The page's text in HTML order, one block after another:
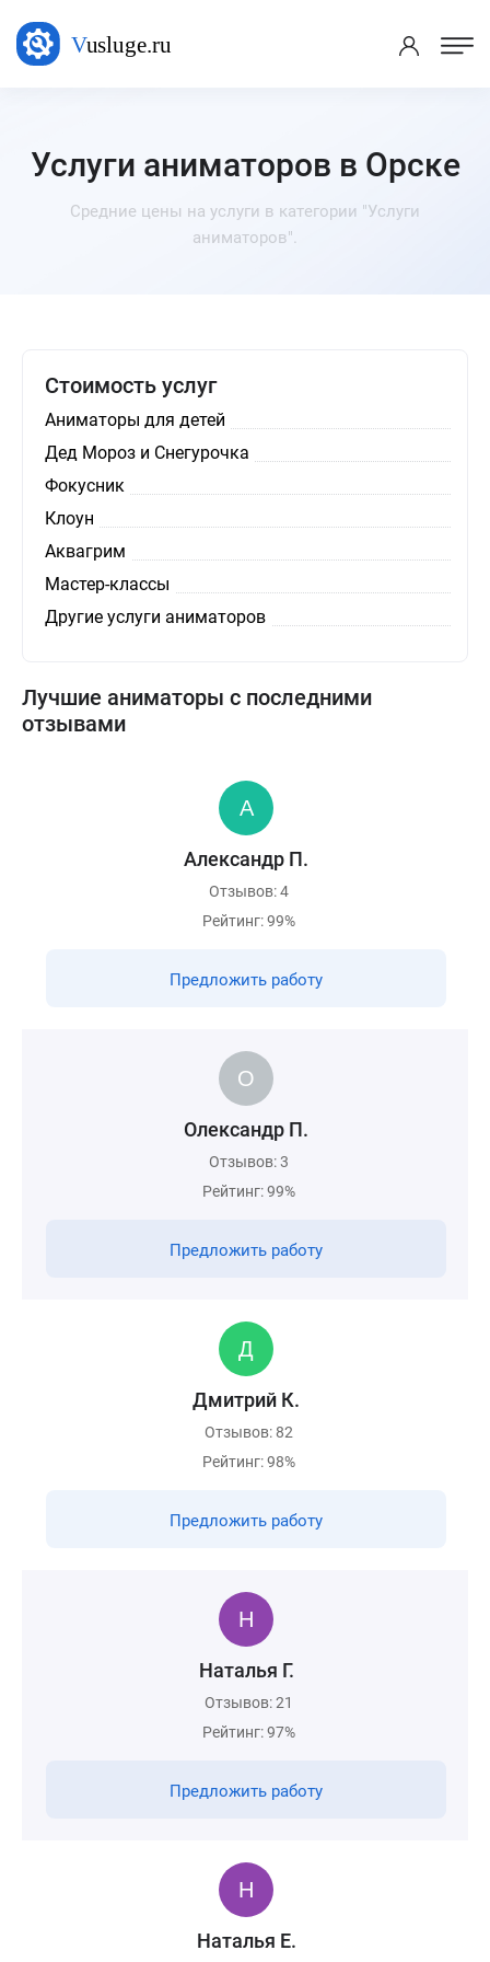
Услуги аниматоров в Орске
Средние цены на услуги в категории "Услуги
аниматоров".
Стоимость услуг
Аниматоры для детей
Дед Мороз и Снегурочка
Фокусник
Клоун
Аквагрим
Мастер-классы
Другие услуги аниматоров
Лучшие аниматоры с последними
отзывами
Александр П.
Отзывов: 4
Рейтинг: 99%
Предложить работу
Олександр П.
Отзывов: 3
Рейтинг: 99%
Предложить работу
Дмитрий К.
Отзывов: 82
Рейтинг: 98%
Предложить работу
Наталья Г.
Отзывов: 21
Рейтинг: 97%
Предложить работу
Наталья Е.